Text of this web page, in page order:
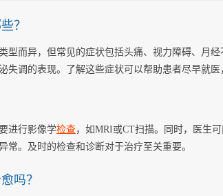
？
型而异，但常见的症状包括头痛、视力障碍、月
失调的表现。了解这些症状可以帮助患者尽早就医
进行影像学检查，如MRI或CT扫描。同时，医生
常。及时的检查和诊断对于治疗至关重要。
吗？